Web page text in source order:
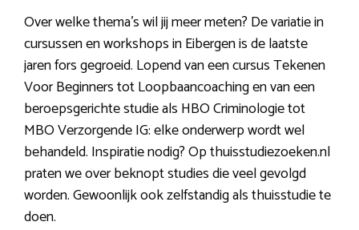
Over welke thema’s wil jij meer meten? De variatie in
cursussen en workshops in Eibergen is de laatste
jaren fors gegroeid. Lopend van een cursus Tekenen
Voor Beginners tot Loopbaancoaching en van een
beroepsgerichte studie als HBO Criminologie tot
MBO Verzorgende IG: elke onderwerp wordt wel
behandeld. Inspiratie nodig? Op thuisstudiezoeken.nl
praten we over beknopt studies die veel gevolgd
worden. Gewoonlijk ook zelfstandig als thuisstudie te
doen.